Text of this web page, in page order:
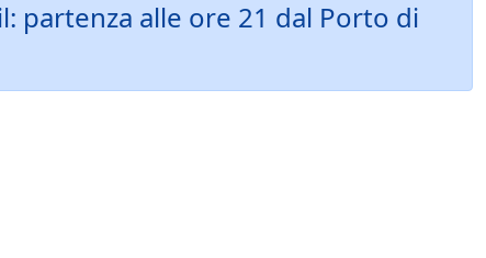
partenza alle ore 21 dal Porto di